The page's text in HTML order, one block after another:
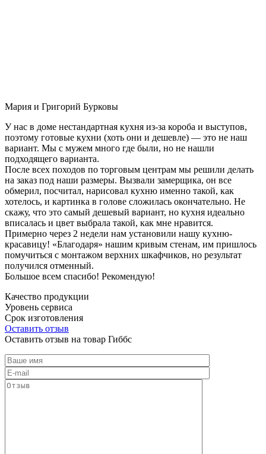
Мария и Григорий Бурковы
У нас в доме нестандартная кухня из-за короба и выступов,
поэтому готовые кухни (хоть они и дешевле) — это не наш
вариант. Мы с мужем много где были, но не нашли
подходящего варианта.
После всех походов по торговым центрам мы решили делать
на заказ под наши размеры. Вызвали замерщика, он все
обмерил, посчитал, нарисовал кухню именно такой, как
хотелось, и картинка в голове сложилась окончательно. Не
скажу, что это самый дешевый вариант, но кухня идеально
вписалась и цвет выбрала такой, как мне нравится.
Примерно через 2 недели нам установили нашу кухню-
красавицу! «Благодаря» нашим кривым стенам, им пришлось
помучиться с монтажом верхних шкафчиков, но результат
получился отменный.
Большое всем спасибо! Рекомендую!
Качество продукции
Уровень сервиса
Срок изготовления
Оставить отзыв
Оставить отзыв на товар Гиббс